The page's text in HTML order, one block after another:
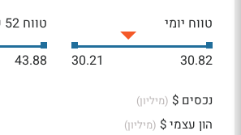
טווח יומי
30.82
30.21
טווח 52 שבועות
43.88
נכסים $ (מיליון)
הון עצמי $ (מיליון)